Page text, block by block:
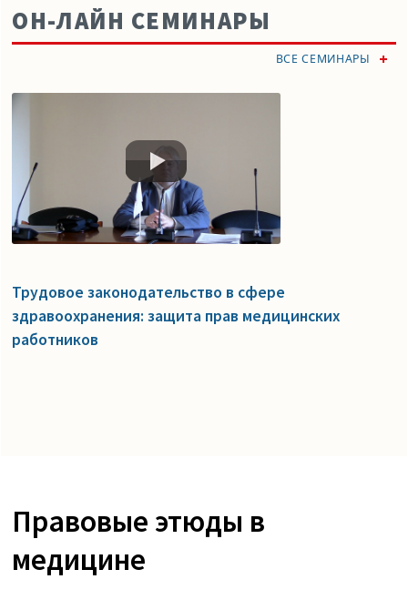
ОН-ЛАЙН СЕМИНАРЫ
ВСЕ СЕМИНАРЫ
Трудовое законодательство в сфере
здравоохранения: защита прав медицинских
работников
Правовые этюды в
медицине